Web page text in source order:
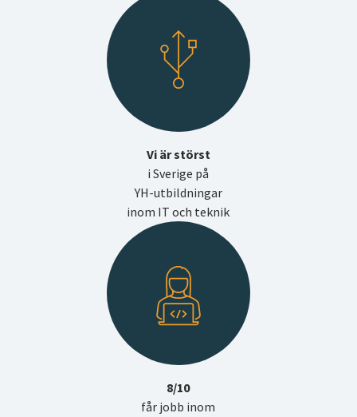
Vi är störst
i Sverige på
YH-utbildningar
inom IT och teknik
8/10
får jobb inom